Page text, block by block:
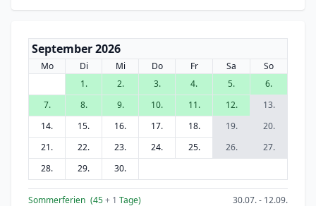
September 2026
Mo Di Mi Do Fr Sa
So
1.
2. 3. 4. 5.
6.
7.
8. 9. 10. 11. 12.
13.
14.
15. 16. 17. 18. 19.
20.
21.
22. 23. 24. 25. 26.
27.
28.
29. 30.
Sommerferien (45+ 1 Tage) 30.07. - 12.09.